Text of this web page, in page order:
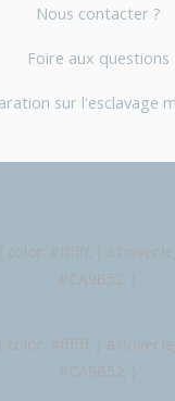
Nous contacter ?
Foire aux questions
sur l'esclavage
color: #ffffff; }
#CA9B52; }
color: #ffffff; }
#CA9B52; }